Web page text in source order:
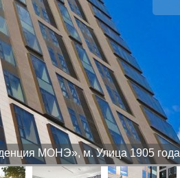
МОНЭ», м. Улица 1905 года